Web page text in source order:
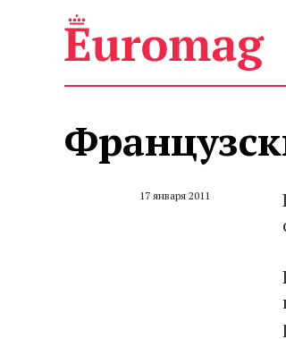
17 января 2011